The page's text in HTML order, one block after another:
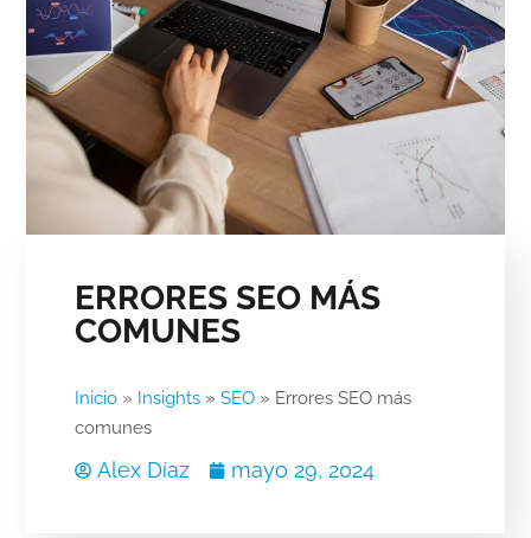
ERRORES SEO MÁS
COMUNES
Inicio» Insights» SEO» Errores SEO más
comunes
Alex Díaz mayo 29, 2024